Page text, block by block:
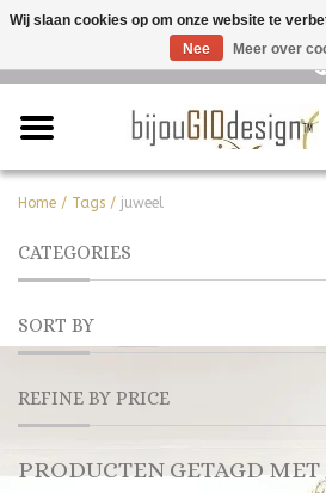
Home / Tags / juweel
CATEGORIES
SORT BY
REFINE BY PRICE
PRODUCTEN GETAGD MET
Wij slaan cookies op om onze website te
Nee
Meer over